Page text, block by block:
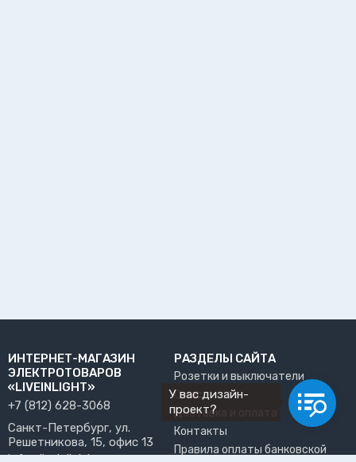
ИНТЕРНЕТ-МАГАЗИН
ЭЛЕКТРОТОВАРОВ
«LIVEINLIGHT»
+7 (812) 628-3068
Санкт-Петербург, ул.
Решетникова, 15, офис 13
info@liveinlight.ru
РАЗДЕЛЫ САЙТА
Розетки и выключатели
О нас
Доставка и оплата
Контакты
Правила оплаты банковской
У вас дизайн-
проект?